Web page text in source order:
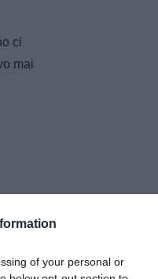
of your personal or
ci
mai